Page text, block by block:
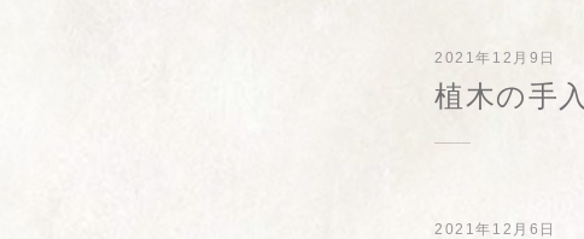
2021年12月9日
植木の手
2021年12月6日